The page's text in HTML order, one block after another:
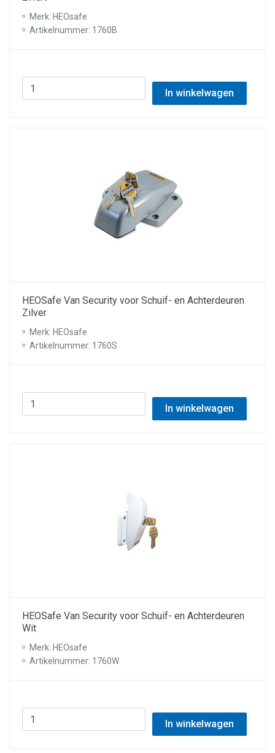
Merk: HEOsafe
Artikelnummer: 1760B
In winkelwagen
HEOSafe Van Security voor Schuif- en Achterdeuren
Zilver
Merk: HEOsafe
Artikelnummer: 1760S
In winkelwagen
HEOSafe Van Security voor Schuif- en Achterdeuren
Wit
Merk: HEOsafe
Artikelnummer: 1760W
In winkelwagen